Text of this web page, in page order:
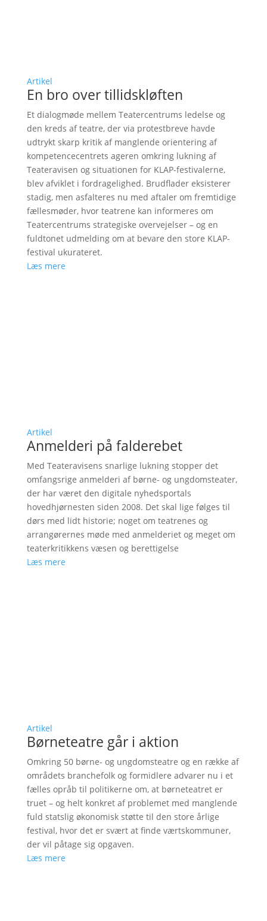
Artikel
En bro over tillidskløften
Et dialogmøde mellem Teatercentrums ledelse og
den kreds af teatre, der via protestbreve havde
udtrykt skarp kritik af manglende orientering af
kompetencecentrets ageren omkring lukning af
Teateravisen og situationen for KLAP-festivalerne,
blev afviklet i fordragelighed. Brudflader eksisterer
stadig, men asfalteres nu med aftaler om fremtidige
fællesmøder, hvor teatrene kan informeres om
Teatercentrums strategiske overvejelser – og en
fuldtonet udmelding om at bevare den store KLAP-
festival ukurateret.
Læs mere
Artikel
Anmelderi på falderebet
Med Teateravisens snarlige lukning stopper det
omfangsrige anmelderi af børne- og ungdomsteater,
der har været den digitale nyhedsportals
hovedhjørnesten siden 2008. Det skal lige følges til
dørs med lidt historie; noget om teatrenes og
arrangørernes møde med anmelderiet og meget om
teaterkritikkens væsen og berettigelse
Læs mere
Artikel
Børneteatre går i aktion
Omkring 50 børne- og ungdomsteatre og en række af
områdets branchefolk og formidlere advarer nu i et
fælles opråb til politikerne om, at børneteatret er
truet – og helt konkret af problemet med manglende
fuld statslig økonomisk støtte til den store årlige
festival, hvor det er svært at finde værtskommuner,
der vil påtage sig opgaven.
Læs mere